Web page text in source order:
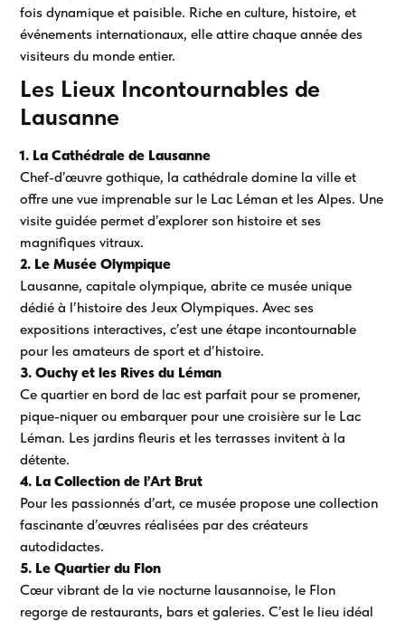
fois dynamique et paisible. Riche en culture, histoire, et
événements internationaux, elle attire chaque année des
visiteurs du monde entier.
Les Lieux Incontournables de
Lausanne
1. La Cathédrale de Lausanne
Chef-d’œuvre gothique, la cathédrale domine la ville et
offre une vue imprenable sur le Lac Léman et les Alpes. Une
visite guidée permet d’explorer son histoire et ses
magnifiques vitraux.
2. Le Musée Olympique
Lausanne, capitale olympique, abrite ce musée unique
dédié à l’histoire des Jeux Olympiques. Avec ses
expositions interactives, c’est une étape incontournable
pour les amateurs de sport et d’histoire.
3. Ouchy et les Rives du Léman
Ce quartier en bord de lac est parfait pour se promener,
pique-niquer ou embarquer pour une croisière sur le Lac
Léman. Les jardins fleuris et les terrasses invitent à la
détente.
4. La Collection de l’Art Brut
Pour les passionnés d’art, ce musée propose une collection
fascinante d’œuvres réalisées par des créateurs
autodidactes.
5. Le Quartier du Flon
Cœur vibrant de la vie nocturne lausannoise, le Flon
regorge de restaurants, bars et galeries. C’est le lieu idéal